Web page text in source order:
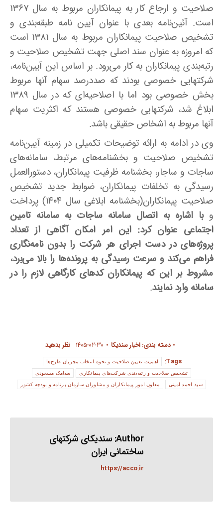
صلاحیت و ارجاع کار به پیمانکاران مربوط به سال ۱۳۶۷
است. آئین‌نامه بعدی با عنوان آیین نامه طبقه‌بندی و
تشخیص صلاحیت پیمانکاران مربوط به سال ۱۳۸۱ است
که امروزه به عنوان سند اصلی جهت تشخیص صلاحیت و
رتبه‌بندی پیمانکاران به کار می‌رود. بر اساس این آیین‌نامه،
شرکتهایی خصوصی بودند که صددرصد سهام آنها مربوط
بخش خصوصی بود اما با اصلاحیه‌ای که در سال ۱۳۸۹
ابلاغ شد، شرکتهایی خصوصی هستند که اکثریت سهام
آنها مربوط به اشخاص حقیقی باشد.
وی در ادامه به ارائه توضیحات تکمیلی در زمینه آیین‌نامه
تشخیص صلاحیت و بخشنامه‌های مرتبط، سامانه‌های
ساجات و ساجار، بخشنامه ظرفیت پیمانکاران، دستورالعمل
رسیدگی به تخلفات پیمانکاران، ضوابط جدید تشخیص
صلاحیت پیمانکاران(بخشنامه ابلاغی سال ۱۴۰۴) پرداخت
وبا اشاره به اتصال سامانه ساجات به سامانه تامین
اجتماعی عنوان کرد: این امر امکان آگاهی از تعداد
پروژه‌های در دست اجرای هر شرکت را بدون نامه‌نگاری
فراهم می‌کند و سرعت رسیدگی به پرونده‌ها را بالا می‌برد،
مشروط بر این که پیمانکاران کدهای کارگاهی لازم را در
سامانه وارد نمایند.
دسته بندی:اخبار سندیکا ۱۴۰۵-۰۲-۳۰ نظر بدهید
Tags:
اهمیت تعیین صلاحیت و نحوه انتخاب مجریان طرح‌ها
تشخیص صلاحیت و رتبه‌بندی شرکت‌های پیمانکاری سیامک مسعودی
سید احمد امینی معاون امور پیمانکاران و مشاوران سازمان برنامه و بودجه کشور
Author: سندیکای شرکتهای
ساختمانی ایران
https://acco.ir